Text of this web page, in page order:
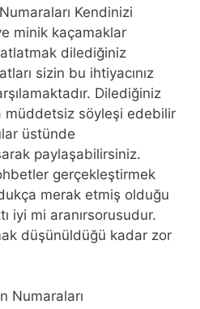
Kendinizi
minik kaçamaklar
dilediğiniz
sizin bu ihtiyacınız
Dilediğiniz
müddetsiz söyleşi edebilir
üstünde
paylaşabilirsiniz.
gerçekleştirmek
merak etmiş olduğu
iyi mi aranırsorusudur.
düşünüldüğü kadar zor